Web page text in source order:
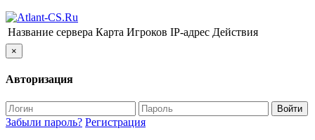
Название сервера Карта Игроков IP-адрес Действия
×
Авторизация
Войти
Забыли пароль? Регистрация